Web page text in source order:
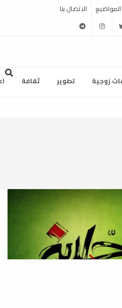
الاتصال بنا
instagram
telegram
زوجية تطوير ثقافة